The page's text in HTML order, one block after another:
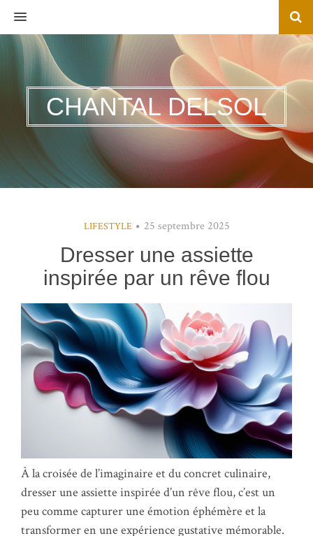
MENU
CHANTAL DELSOL
LIFESTYLE 25 septembre 2025
Dresser une assiette
inspirée par un rêve flou
À la croisée de l’imaginaire et du concret culinaire,
dresser une assiette inspirée d’un rêve flou, c’est un
peu comme capturer une émotion éphémère et la
transformer en une expérience gustative mémorable.